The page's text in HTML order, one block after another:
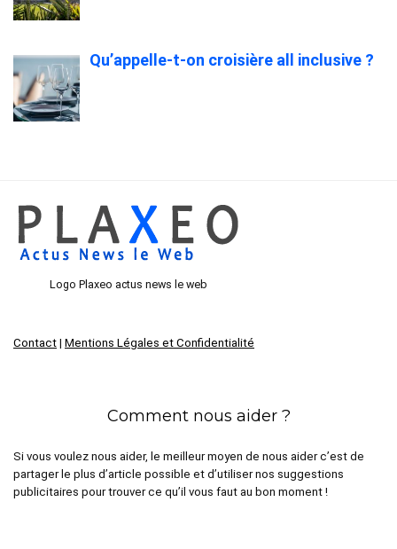
Qu’appelle-t-on croisière all inclusive ?
Logo Plaxeo actus news le web
Contact | Mentions Légales et Confidentialité
Comment nous aider ?
Si vous voulez nous aider, le meilleur moyen de nous aider c’est de
partager le plus d’article possible et d’utiliser nos suggestions
publicitaires pour trouver ce qu’il vous faut au bon moment !